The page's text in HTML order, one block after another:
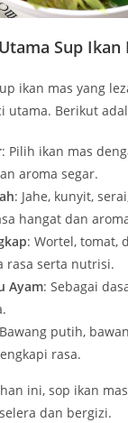
Sup Ikan
ikan mas yang
utama. Berikut
: Pilih ikan mas
aroma segar.
: Jahe, kunyit,
hangat dan
: Wortel, tomat,
rasa serta nutrisi.
Ayam: Sebagai
putih,
rasa.
ini, sop ikan
dan bergizi.